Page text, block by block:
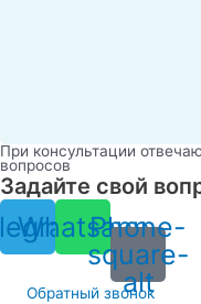
При консультации
вопросов
Задайте свой
Whatsapp
Phone-
square-
alt
Обратный звонок